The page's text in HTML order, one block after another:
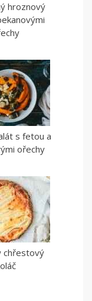
hroznový
s fetou a
ořechy
chřestový